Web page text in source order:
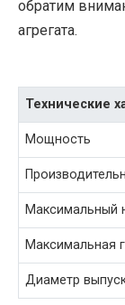
обратим
агрегата.
Технические
Мощность
Максимальный
Максимальная
Диаметр